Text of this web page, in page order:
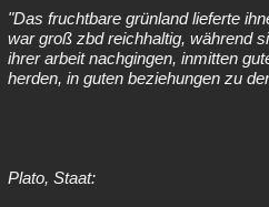
"Das fruchtbare grünland lieferte
war groß zbd reichhaltig, während
ihrer arbeit nachgingen, inmitten
herden, in guten beziehungen zu
Plato, Staat: